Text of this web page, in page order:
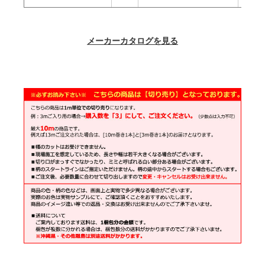
メーカーカタログを見る